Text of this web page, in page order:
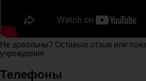
Не довольны? Оставьте отзыв или
учреждения
Телефоны